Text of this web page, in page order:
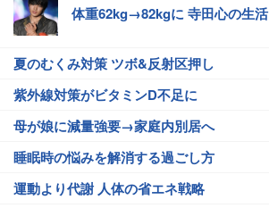
体重62kg→82kgに 寺田心の生活
夏のむくみ対策 ツボ&反射区押し
紫外線対策がビタミンD不足に
母が娘に減量強要→家庭内別居へ
睡眠時の悩みを解消する過ごし方
運動より代謝 人体の省エネ戦略